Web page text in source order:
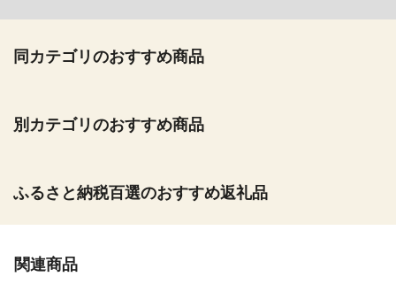
同カテゴリのおすすめ商品
別カテゴリのおすすめ商品
ふるさと納税百選のおすすめ返礼品
関連商品